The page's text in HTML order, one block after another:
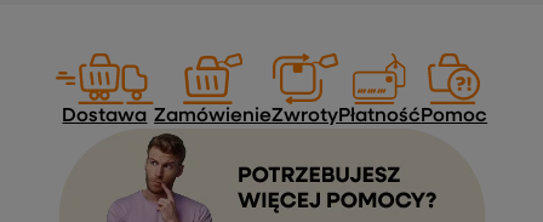
Dostawa ZamówienieZwrotyPłatność Pomoc